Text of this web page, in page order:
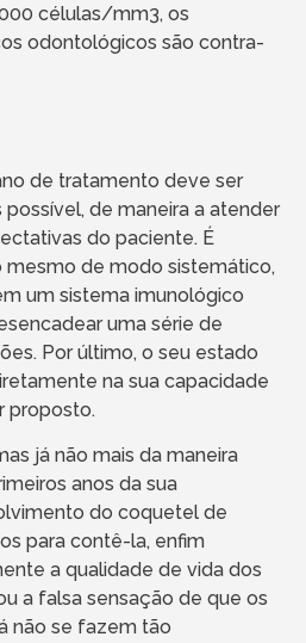
células/mm3, os
odontológicos são contra-
de tratamento deve ser
de maneira a atender
do paciente. É
mesmo de modo sistemático,
um sistema imunológico
uma série de
Por último, o seu estado
na sua capacidade
proposto.
já não mais da maneira
anos da sua
do coquetel de
para contê-la, enfim
a qualidade de vida dos
a falsa sensação de que os
não se fazem tão